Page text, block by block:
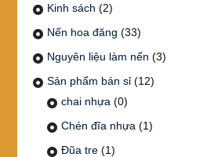
Kinh sách (2)
Nến hoa đăng (33)
Nguyên liệu làm nến (3)
Sản phẩm bán sỉ (12)
chai nhựa (0)
Chén đĩa nhựa (1)
Đũa tre (1)